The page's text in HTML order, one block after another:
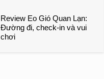
Review Eo Gió Quan Lạn:
Đường đi, check-in và vui
chơi